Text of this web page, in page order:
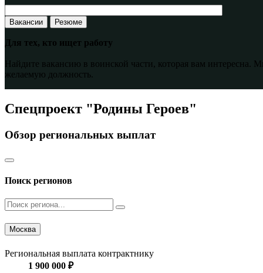
Вакансии Резюме
Для тех, кто ищет работу
Найдите вакансию в воинской части, которая вам интересна.
желаемую должность.
Спецпроект "Родины Героев"
Обзор региональных выплат
Поиск регионов
Москва
Региональная выплата контрактнику
1 900 000 ₽